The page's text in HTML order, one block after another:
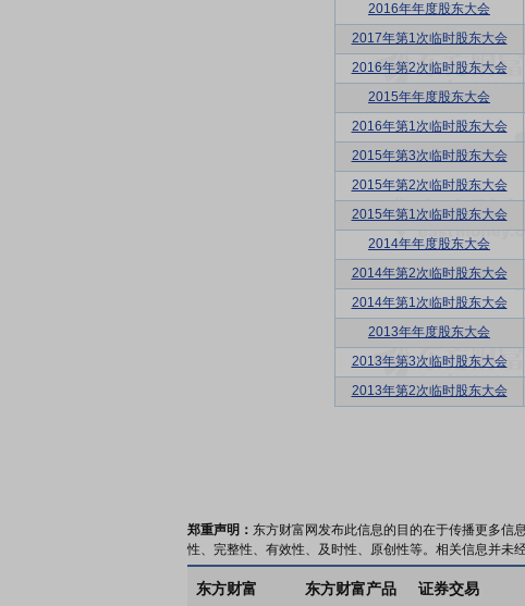
2016年年度股东大会
2017年第1次临时股东大会
2016年第2次临时股东大会
2015年年度股东大会
2016年第1次临时股东大会
2015年第3次临时股东大会
2015年第2次临时股东大会
2015年第1次临时股东大会
2014年年度股东大会
2014年第2次临时股东大会
2014年第1次临时股东大会
2013年年度股东大会
2013年第3次临时股东大会
2013年第2次临时股东大会
郑重声明： 东方财富网发布此信息的目的在于传播更多信
性、完整性、有效性、及时性、原创性等。相关信息并未
东方财富 东方财富产品 证券交易